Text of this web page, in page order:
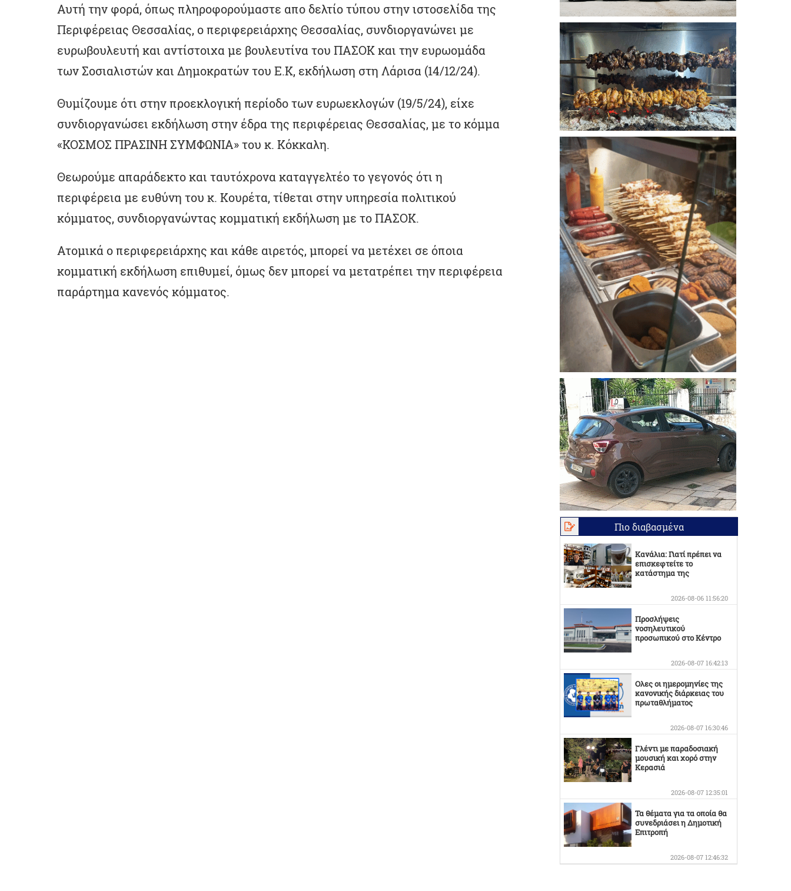
Αυτή την φορά, όπως πληροφορούμαστε απο δελτίο τύπου στην ιστοσελίδα της
Περιφέρειας Θεσσαλίας, ο περιφερειάρχης Θεσσαλίας, συνδιοργανώνει με
ευρωβουλευτή και αντίστοιχα με βουλευτίνα του ΠΑΣΟΚ και την ευρωομάδα
των Σοσιαλιστών και Δημοκρατών του Ε.Κ, εκδήλωση στη Λάρισα (14/12/24).
Θυμίζουμε ότι στην προεκλογική περίοδο των ευρωεκλογών (19/5/24), είχε
συνδιοργανώσει εκδήλωση στην έδρα της περιφέρειας Θεσσαλίας, με το κόμμα
«ΚΟΣΜΟΣ ΠΡΑΣΙΝΗ ΣΥΜΦΩΝΙΑ» του κ. Κόκκαλη.
Θεωρούμε απαράδεκτο και ταυτόχρονα καταγγελτέο το γεγονός ότι η
περιφέρεια με ευθύνη του κ. Κουρέτα, τίθεται στην υπηρεσία πολιτικού
κόμματος, συνδιοργανώντας κομματική εκδήλωση με το ΠΑΣΟΚ.
Ατομικά ο περιφερειάρχης και κάθε αιρετός, μπορεί να μετέχει σε όποια
κομματική εκδήλωση επιθυμεί, όμως δεν μπορεί να μετατρέπει την περιφέρεια
παράρτημα κανενός κόμματος.
Πιο διαβασμένα
Κανάλια: Γιατί πρέπει να
επισκεφτείτε το
κατάστημα της
2026-08-06 11:56:20
Προσλήψεις
νοσηλευτικού
προσωπικού στο Κέντρο
2026-08-07 16:42:13
Ολες οι ημερομηνίες της
κανονικής διάρκειας του
πρωταθλήματος
2026-08-07 16:30:46
Γλέντι με παραδοσιακή
μουσική και χορό στην
Κερασιά
2026-08-07 12:35:01
Τα θέματα για τα οποία θα
συνεδριάσει η Δημοτική
Επιτροπή
2026-08-07 12:46:32